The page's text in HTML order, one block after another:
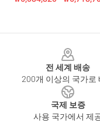
전 세계 배송
200개 이상의 국가로
국제 보증
사용 국가에서 제